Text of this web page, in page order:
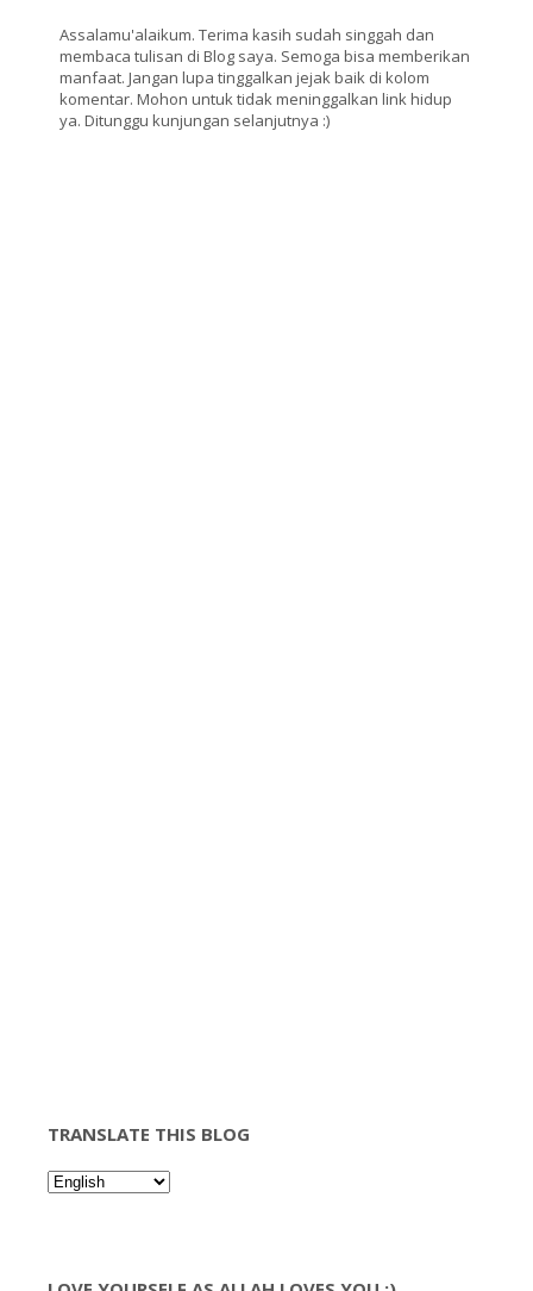
Assalamu'alaikum. Terima kasih sudah singgah dan
membaca tulisan di Blog saya. Semoga bisa memberikan
manfaat. Jangan lupa tinggalkan jejak baik di kolom
komentar. Mohon untuk tidak meninggalkan link hidup
ya. Ditunggu kunjungan selanjutnya :)
TRANSLATE THIS BLOG